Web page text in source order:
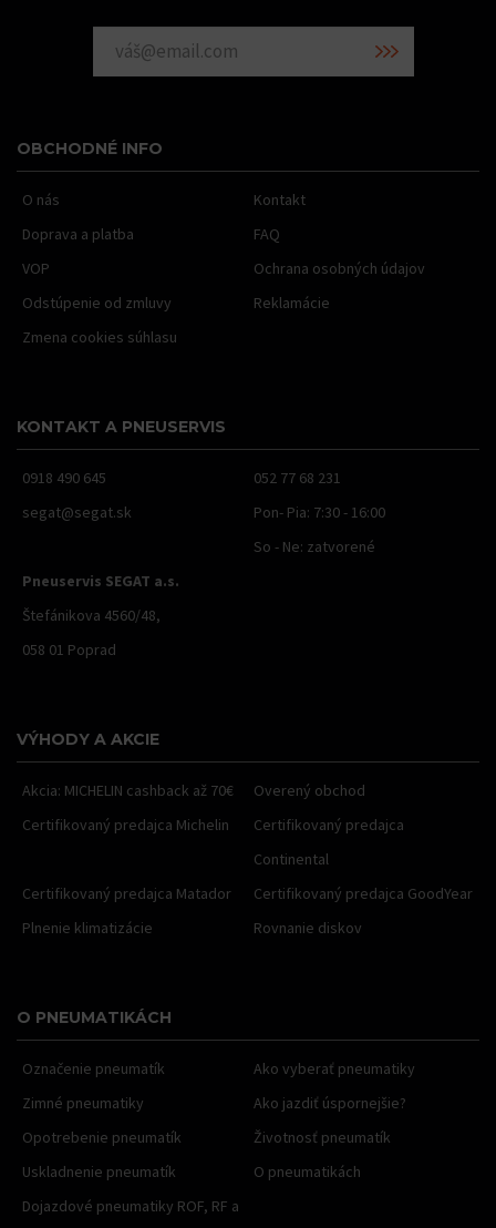
OBCHODNÉ INFO
O nás
Kontakt
Doprava a platba
FAQ
VOP
Ochrana osobných údajov
Odstúpenie od zmluvy
Reklamácie
Zmena cookies súhlasu
KONTAKT A PNEUSERVIS
0918 490 645
052 77 68 231
segat@segat.sk
Pon- Pia: 7:30 - 16:00
So - Ne: zatvorené
Pneuservis SEGAT a.s.
Štefánikova 4560/48,
058 01 Poprad
VÝHODY A AKCIE
Akcia: MICHELIN cashback až 70€
Overený obchod
Certifikovaný predajca Michelin
Certifikovaný predajca
Continental
Certifikovaný predajca Matador
Certifikovaný predajca GoodYear
Plnenie klimatizácie
Rovnanie diskov
O PNEUMATIKÁCH
Označenie pneumatík
Ako vyberať pneumatiky
Zimné pneumatiky
Ako jazdiť úspornejšie?
Opotrebenie pneumatík
Životnosť pneumatík
Uskladnenie pneumatík
O pneumatikách
Dojazdové pneumatiky ROF, RF a